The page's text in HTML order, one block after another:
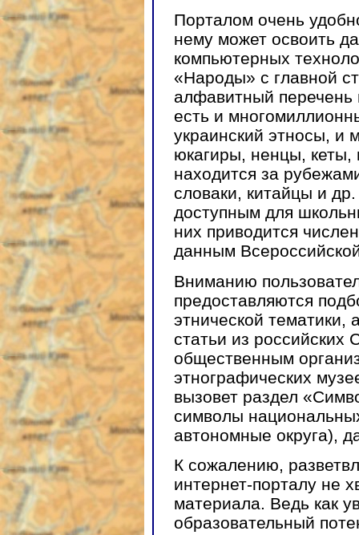
Порталом очень
нему может освоить
компьютерных
«Народы» с главной
алфавитный
есть и
украинский этносы,
юкагиры, ненцы, кеты,
находится за
словаки, китайцы и
доступным для
них приводится
данным
Вниманию
предоставляются
этнической тематики,
статьи из
общественным
этнографических
вызовет раздел
символы
автономные округа),
К сожалению,
интернет-порталу не
материала. Ведь как
образовательный